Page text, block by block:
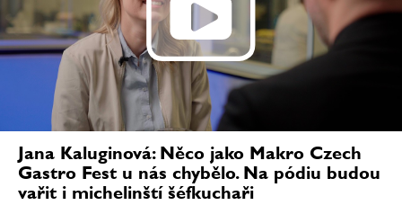
Jana Kaluginová: Něco jako Makro Czech
Gastro Fest u nás chybělo. Na pódiu budou
vařit i michelinští šéfkuchaři